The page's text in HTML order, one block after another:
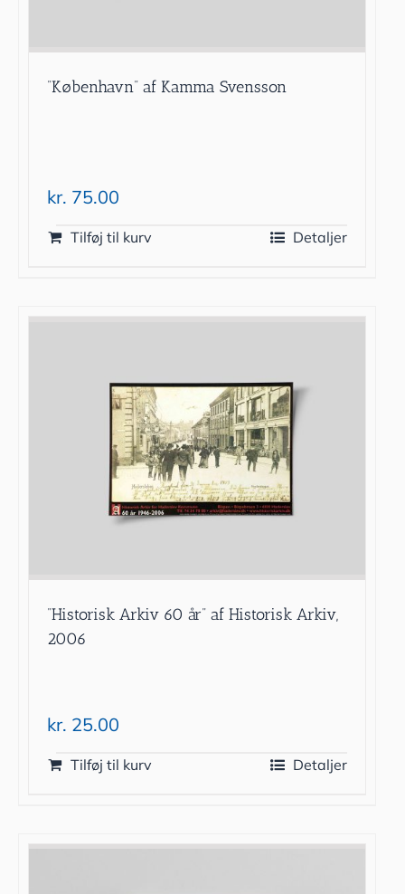
”København” af Kamma Svensson
kr. 75.00
Tilføj til kurv Detaljer
”Historisk Arkiv 60 år” af Historisk Arkiv,
2006
kr. 25.00
Tilføj til kurv Detaljer